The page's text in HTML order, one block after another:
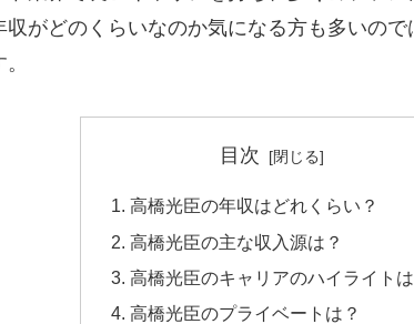
がどのくらいなのか気になる方も多いの
目次
高橋光臣の年収はどれくらい？
高橋光臣の主な収入源は？
高橋光臣のキャリアのハイライトは
高橋光臣のプライベートは？